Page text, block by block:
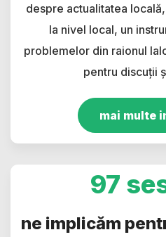
despre actualitatea
la nivel local, un
problemelor din raionul
pentru discuții
mai multe
97
ne implicăm